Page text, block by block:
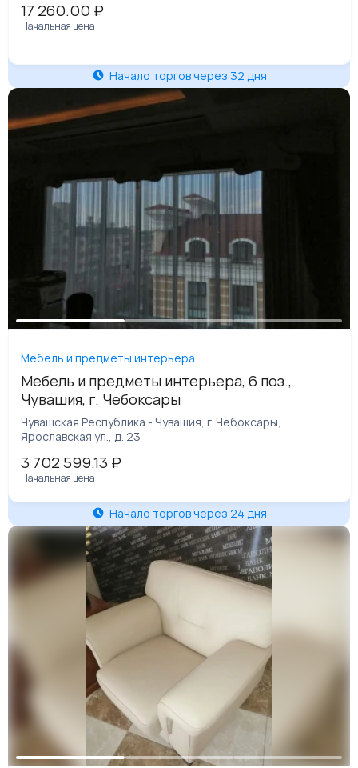
нержавеющая сталь 12х18Н10Т, весом 0,008
т, реестровый номер 0024КДЗ0000064
17 260.00 ₽
Начальная цена
Начало торгов через 32 дня
Мебель и предметы интерьера
Мебель и предметы интерьера, 6 поз.,
Чувашия, г. Чебоксары
Чувашская Республика - Чувашия, г. Чебоксары,
Ярославская ул., д. 23
3 702 599.13 ₽
Начальная цена
Начало торгов через 24 дня